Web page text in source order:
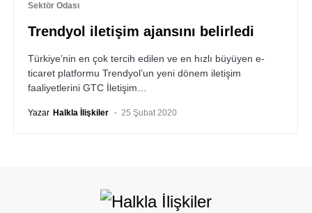
Sektör Odası
Trendyol iletişim ajansını belirledi
Türkiye’nin en çok tercih edilen ve en hızlı büyüyen e-
ticaret platformu Trendyol’un yeni dönem iletişim
faaliyetlerini GTC İletişim…
Yazar Halkla İlişkiler 25 Şubat 2020